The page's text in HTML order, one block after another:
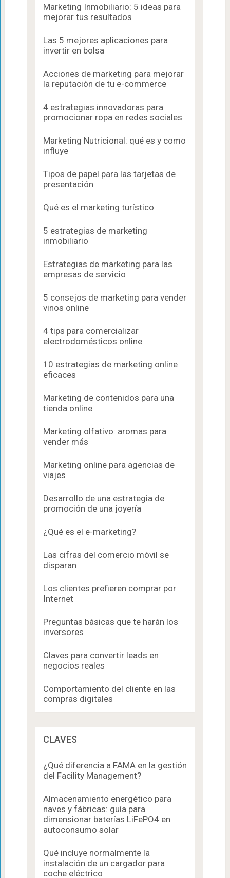
Marketing Inmobiliario: 5 ideas para
mejorar tus resultados
Las 5 mejores aplicaciones para
invertir en bolsa
Acciones de marketing para mejorar
la reputación de tu e-commerce
4 estrategias innovadoras para
promocionar ropa en redes sociales
Marketing Nutricional: qué es y como
influye
Tipos de papel para las tarjetas de
presentación
Qué es el marketing turístico
5 estrategias de marketing
inmobiliario
Estrategias de marketing para las
empresas de servicio
5 consejos de marketing para vender
vinos online
4 tips para comercializar
electrodomésticos online
10 estrategias de marketing online
eficaces
Marketing de contenidos para una
tienda online
Marketing olfativo: aromas para
vender más
Marketing online para agencias de
viajes
Desarrollo de una estrategia de
promoción de una joyería
¿Qué es el e-marketing?
Las cifras del comercio móvil se
disparan
Los clientes prefieren comprar por
Internet
Preguntas básicas que te harán los
inversores
Claves para convertir leads en
negocios reales
Comportamiento del cliente en las
compras digitales
CLAVES
¿Qué diferencia a FAMA en la gestión
del Facility Management?
Almacenamiento energético para
naves y fábricas: guía para
dimensionar baterías LiFePO4 en
autoconsumo solar
Qué incluye normalmente la
instalación de un cargador para
coche eléctrico